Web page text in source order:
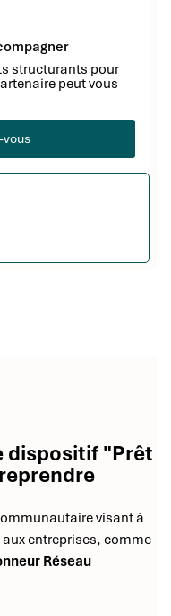
structurants pour
peut vous
vous
dispositif "Prêt
visant à
entreprises, comme
Réseau